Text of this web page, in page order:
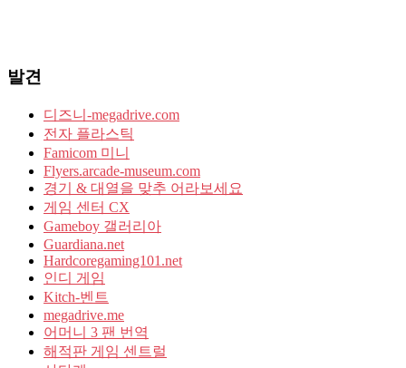
발견
디즈니-megadrive.com
전자 플라스틱
Famicom 미니
Flyers.arcade-museum.com
경기 & 대열을 맞추 어라보세요
게임 센터 CX
Gameboy 갤러리아
Guardiana.net
Hardcoregaming101.net
인디 게임
Kitch-벤트
megadrive.me
어머니 3 팬 번역
해적판 게임 센트럴